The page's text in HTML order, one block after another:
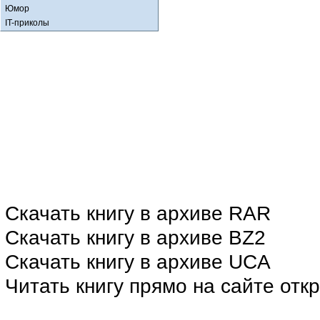
Юмор
IT-приколы
Скачать книгу в архиве RAR
Скачать книгу в архиве BZ2
Скачать книгу в архиве UCA
Читать книгу прямо на сайте